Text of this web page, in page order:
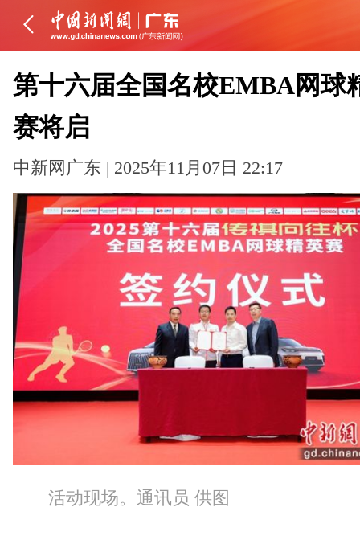
第十六届全国名校EMBA网球
赛将启
中新网广东 | 2025年11月07日 22:17
活动现场。通讯员 供图